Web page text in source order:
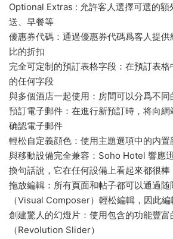
Optional Extras : 允許客人選擇可選的額
送、早餐等
優惠券代碼：通過優惠券代碼爲客人提
比的折扣
完全可定制的預訂表格字段：在預訂表
的任何字段
與多個酒店一起使用：房間可以分爲不
預訂電子郵件：在進行新預訂時，将向
确認電子郵件
輕松自定義顔色：使用主題選項中的内置
與移動設備完全兼容：Soho Hotel 響
換句話說，它在任何設備上看起來都很棒
拖放編輯：所有頁面和帖子都可以通過随
（Visual Composer）輕松編輯，因此
創建驚人的幻燈片：使用包含的功能豐富
（Revolution Slider）